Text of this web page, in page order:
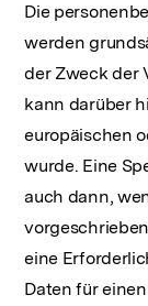
Die
werden
der Zweck der
kann darüber
europäischen
wurde. Eine
auch dann,
eine
Daten für